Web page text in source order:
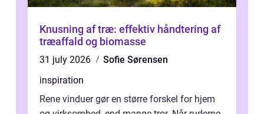
Knusning af træ: effektiv håndtering af
træaffald og biomasse
31 july 2026
Sofie Sørensen
inspiration
Rene vinduer gør en større forskel for hjem